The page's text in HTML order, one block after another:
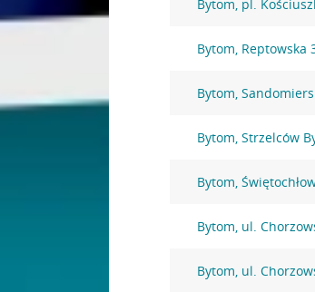
Bytom, pl.
Bytom, Reptowska
Bytom,
Bytom, Strzelców
Bytom,
Bytom, ul.
Bytom, ul.